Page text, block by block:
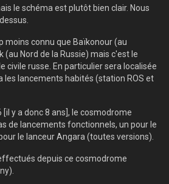
le schéma est plutôt bien clair. Nous
moins connu que Baïkonour (au
(au Nord de la Russie) mais c'est le
civile russe. En particulier sera localisée
les lancements habités (station ROS et
[il y a donc 8 ans], le cosmodrome
de lancements fonctionnels, un pour le
le lanceur Angara (toutes versions).
depuis ce cosmodrome